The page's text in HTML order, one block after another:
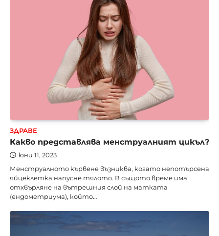
ЗДРАВЕ
Какво представлява менструалният цикъл?
юни 11, 2023
Менструалното кървене възниква, когато непотърсена
яйцеклетка напусне тялото. В същото време има
отхвърляне на вътрешния слой на матката
(ендометриума), който…